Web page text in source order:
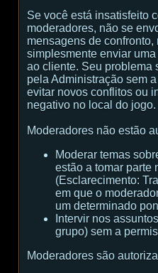
Se você está insatisfeito
moderadores, não se
mensagens de confronto,
simplesmente enviar
ao cliente. Seu problema
pela Administração sem
evitar novos conflitos ou
negativo no local do jogo.
Moderadores não estão
Moderar temas
estão a tomar parte
(Esclarecimento:
em que o
um determinado
Intervir nos
grupo) sem a
Moderadores são